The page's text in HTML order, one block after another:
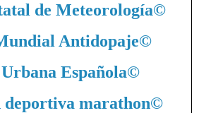
de Meteorología©
Antidopaje©
Española©
deportiva marathon©